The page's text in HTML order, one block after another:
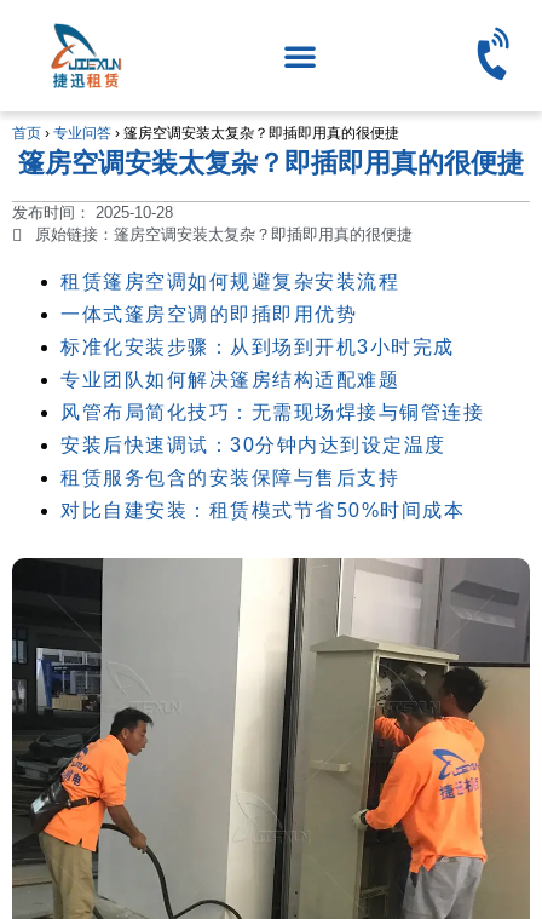
首页 › 专业问答 › 篷房空调安装太复杂？即插即用真的很便捷
篷房空调安装太复杂？即插即用真的很便捷
发布时间： 2025-10-28
原始链接：篷房空调安装太复杂？即插即用真的很便捷
租赁篷房空调如何规避复杂安装流程
一体式篷房空调的即插即用优势
标准化安装步骤：从到场到开机3小时完成
专业团队如何解决篷房结构适配难题
风管布局简化技巧：无需现场焊接与铜管连接
安装后快速调试：30分钟内达到设定温度
租赁服务包含的安装保障与售后支持
对比自建安装：租赁模式节省50%时间成本